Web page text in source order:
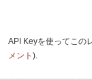
API Keyを使ってこの
メント ).